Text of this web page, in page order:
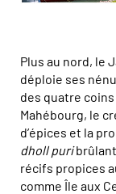
Plus au nord, le
déploie ses
des quatre
Mahébourg, le
d’épices et la
dholl puri
récifs propices
comme Île aux